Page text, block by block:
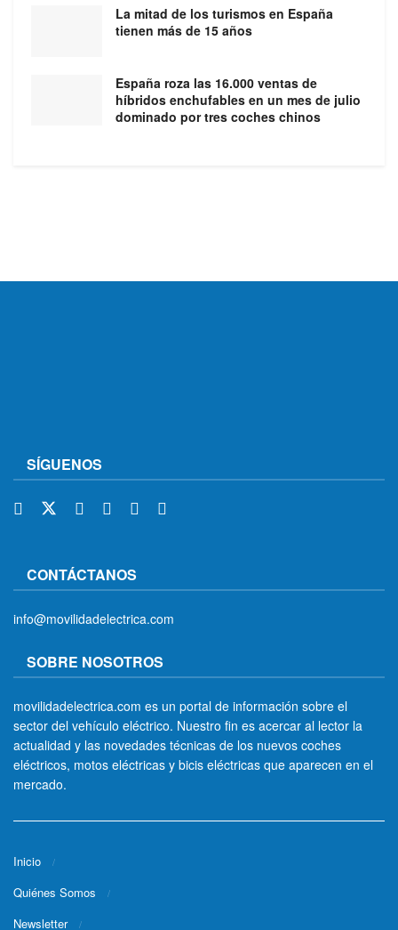
La mitad de los turismos en España
tienen más de 15 años
España roza las 16.000 ventas de
híbridos enchufables en un mes de julio
dominado por tres coches chinos
SÍGUENOS
CONTÁCTANOS
info@movilidadelectrica.com
SOBRE NOSOTROS
movilidadelectrica.com es un portal de información sobre el
sector del vehículo eléctrico. Nuestro fin es acercar al lector la
actualidad y las novedades técnicas de los nuevos coches
eléctricos, motos eléctricas y bicis eléctricas que aparecen en el
mercado.
Inicio
Quiénes Somos
Newsletter